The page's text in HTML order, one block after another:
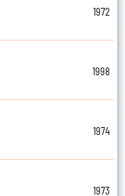
1972
1998
1974
1973